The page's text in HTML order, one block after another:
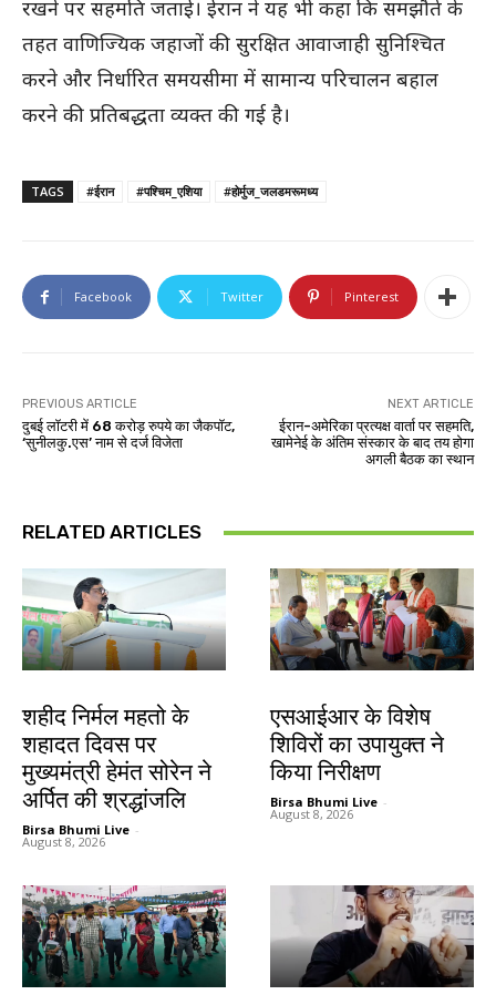
रखने पर सहमति जताई। ईरान ने यह भी कहा कि समझौते के
तहत वाणिज्यिक जहाजों की सुरक्षित आवाजाही सुनिश्चित
करने और निर्धारित समयसीमा में सामान्य परिचालन बहाल
करने की प्रतिबद्धता व्यक्त की गई है।
TAGS #ईरान #पश्चिम_एशिया #होर्मुज_जलडमरूमध्य
Facebook Twitter Pinterest
PREVIOUS ARTICLE
दुबई लॉटरी में 68 करोड़ रुपये का जैकपॉट,
‘सुनीलकु.एस’ नाम से दर्ज विजेता
NEXT ARTICLE
ईरान-अमेरिका प्रत्यक्ष वार्ता पर सहमति,
खामेनेई के अंतिम संस्कार के बाद तय होगा
अगली बैठक का स्थान
RELATED ARTICLES
शहीद निर्मल महतो के
शहादत दिवस पर
मुख्यमंत्री हेमंत सोरेन ने
अर्पित की श्रद्धांजलि
Birsa Bhumi Live -
August 8, 2026
एसआईआर के विशेष
शिविरों का उपायुक्त ने
किया निरीक्षण
Birsa Bhumi Live -
August 8, 2026